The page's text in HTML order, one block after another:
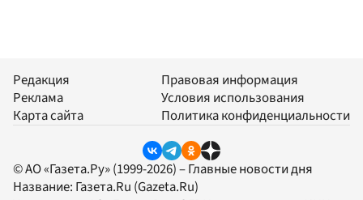
Редакция
Реклама
Карта сайта
Правовая информация
Условия использования
Политика конфиденциальности
© АО «Газета.Ру» (1999-2026) – Главные новости дня
Название: Газета.Ru (Gazeta.Ru)